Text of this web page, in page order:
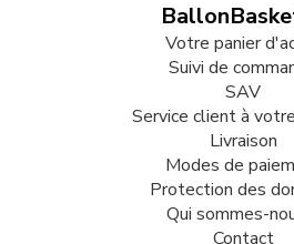
Votre panier
Suivi de
SAV
Service client à
Livraison
Modes de
Protection des
Qui sommes-
Contact